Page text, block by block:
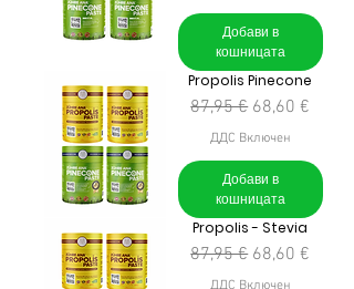
Добави в
кошницата
Propolis Pinecone
Редовна цена
87,95 € Продажна
68,60 €
ДДС Включен
Добави в
кошницата
Propolis - Stevia
Редовна цена
87,95 € Продажна
68,60 €
ДДС Включен